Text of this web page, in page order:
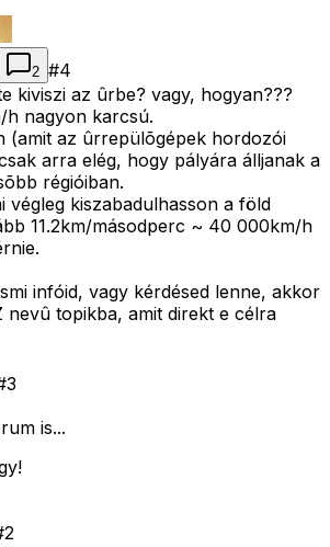
2 #4
kiviszi az ûrbe? vagy, hogyan???
nagyon karcsú.
(amit az ûrrepülõgépek hordozói
arra elég, hogy pályára álljanak a
régióiban.
végleg kiszabadulhasson a föld
11.2km/másodperc ~ 40 000km/h
infóid, vagy kérdésed lenne, akkor
nevû topikba, amit direkt e célra
3
is...
2